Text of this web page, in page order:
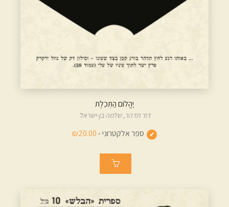
יַהֲלוֹם הַתְּכֵלֶת
דוד תדהר,שלמה בן-ישראל
ספר אלקטרוני -₪20.00